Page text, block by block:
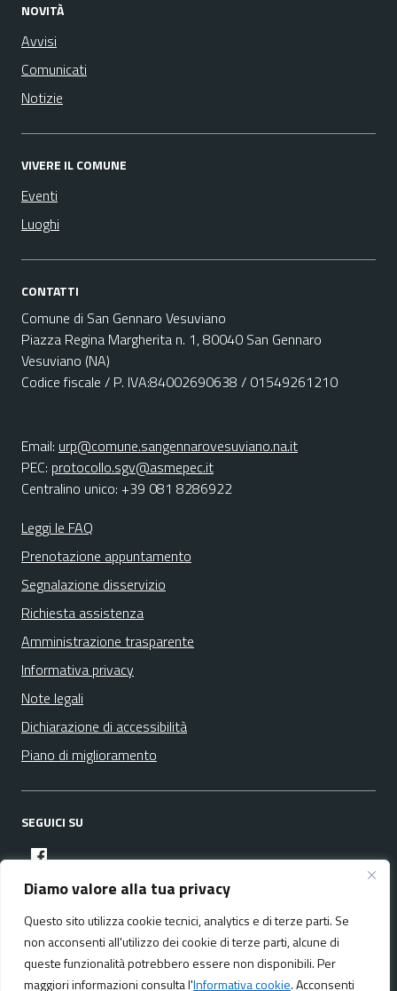
Diamo valore alla tua privacy
Questo sito utilizza cookie tecnici, analytics e di terze parti. Se
non acconsenti all'utilizzo dei cookie di terze parti, alcune di
queste funzionalità potrebbero essere non disponibili. Per
maggiori informazioni consulta l'Informativa cookie. Acconsenti
NOVITÀ
Avvisi
Comunicati
Notizie
VIVERE IL COMUNE
Eventi
Luoghi
CONTATTI
Comune di San Gennaro Vesuviano
Piazza Regina Margherita n. 1, 80040 San Gennaro
Vesuviano (NA)
Codice fiscale / P. IVA:84002690638 / 01549261210
Email: urp@comune.sangennarovesuviano.na.it
PEC: protocollo.sgv@asmepec.it
Centralino unico: +39 081 8286922
Leggi le FAQ
Prenotazione appuntamento
Segnalazione disservizio
Richiesta assistenza
Amministrazione trasparente
Informativa privacy
Note legali
Dichiarazione di accessibilità
Piano di miglioramento
SEGUICI SU
facebook
Media policy Mappa del sito